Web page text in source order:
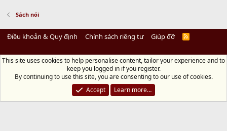
Sách nói
Điều khoản & Quy định Chính sách riêng tư Giúp đỡ
R
Diệu Pháp Âm
Chùa Diệu Pháp - Số 72/14 Phú Mỹ, Phú Hòa Đông, Củ Chi, TP.HCM
đồ)
Điện thoại: 028.36208438 | Email: bientap@dieuphapam.net
Chủ Nhiệm: Thích Minh Thiền
This site uses cookies to help personalise content, tailor your experience and to
keep you logged in if you register.
By continuing to use this site, you are consenting to our use of cookies.
Accept
Learn more…